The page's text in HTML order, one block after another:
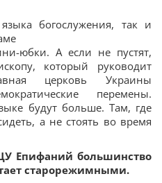
богослужения, так и
юбки. А если не пустят,
который руководит
церковь Украины
перемены.
будут больше. Там, где
а не стоять во время
Епифаний большинство
старорежимными.